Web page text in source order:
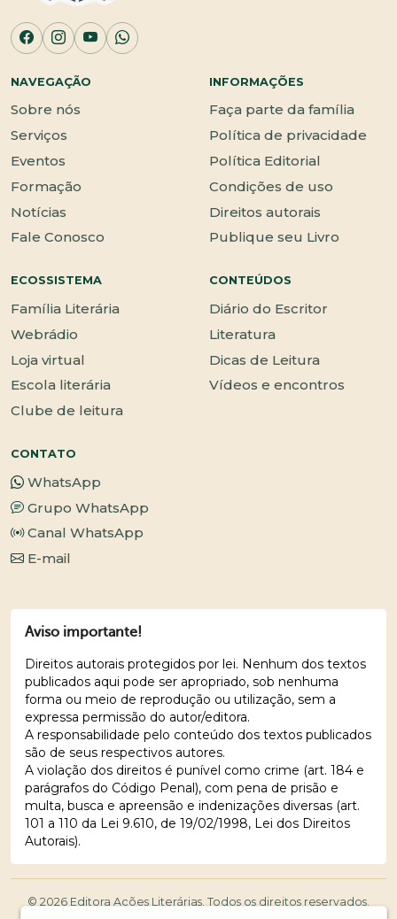
NAVEGAÇÃO
Sobre nós
Serviços
Eventos
Formação
Notícias
Fale Conosco
INFORMAÇÕES
Faça parte da família
Política de privacidade
Política Editorial
Condições de uso
Direitos autorais
Publique seu Livro
ECOSSISTEMA
Família Literária
Webrádio
Loja virtual
Escola literária
Clube de leitura
CONTEÚDOS
Diário do Escritor
Literatura
Dicas de Leitura
Vídeos e encontros
CONTATO
WhatsApp
Grupo WhatsApp
Canal WhatsApp
E-mail
Aviso importante!
Direitos autorais protegidos por lei. Nenhum dos textos
publicados aqui pode ser apropriado, sob nenhuma
forma ou meio de reprodução ou utilização, sem a
expressa permissão do autor/editora.
A responsabilidade pelo conteúdo dos textos publicados
são de seus respectivos autores.
A violação dos direitos é punível como crime (art. 184 e
parágrafos do Código Penal), com pena de prisão e
multa, busca e apreensão e indenizações diversas (art.
101 a 110 da Lei 9.610, de 19/02/1998, Lei dos Direitos
Autorais).
© 2026 Editora Ações Literárias. Todos os direitos reservados.